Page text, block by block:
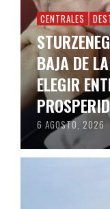
CENTRALES
BAJA DE
ELEGIR
6 AGOSTO, 2026